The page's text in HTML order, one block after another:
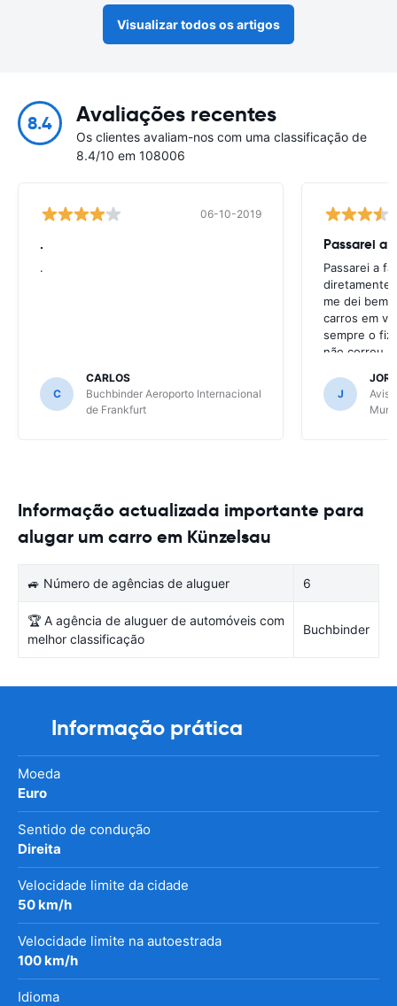
Visualizar todos os artigos
8.4 Avaliações recentes
Os clientes avaliam-nos com uma classificação de
8.4/10 em 108006
06-10-2019
.
.
C
CARLOS
Buchbinder Aeroporto Internacional
de Frankfurt
Passarei a
Passarei a
diretamente
me dei bem
carros em
sempre o fiz
não correu
J
Avis
Informação actualizada importante para
alugar um carro em Künzelsau
🚙 Número de agências de aluguer 6
🏆 A agência de aluguer de automóveis com
melhor classificação
Buchbinder
Informação prática
Moeda
Euro
Sentido de condução
Direita
Velocidade limite da cidade
50 km/h
Velocidade limite na autoestrada
100 km/h
Idioma